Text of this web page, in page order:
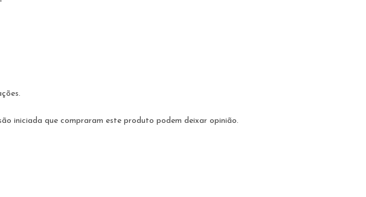
iniciada que compraram este produto podem deixar opinião.